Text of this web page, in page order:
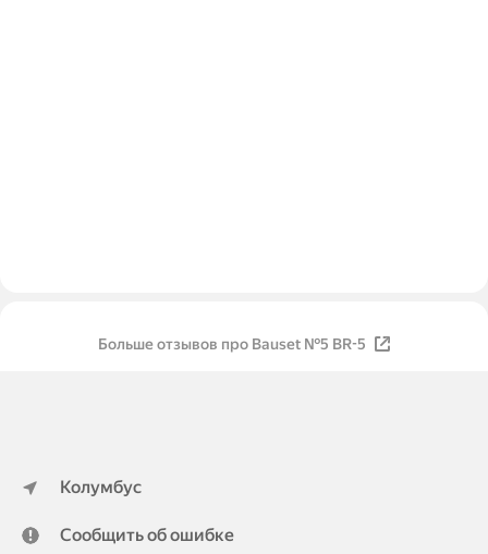
Больше отзывов про Bauset №5 BR-5
Колумбус
Сообщить об ошибке